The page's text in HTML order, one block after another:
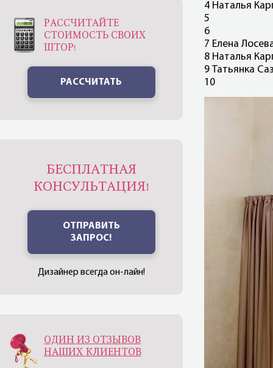
4 Наталья
5
6
7 Елена
8 Наталья
9 Татьянка
10
РАССЧИТАЙТЕ
СТОИМОСТЬ СВОИХ
ШТОР!
РАССЧИТАТЬ
БЕСПЛАТНАЯ
КОНСУЛЬТАЦИЯ!
ОТПРАВИТЬ
ЗАПРОС!
Дизайнер всегда он-лайн!
ОДИН ИЗ ОТЗЫВОВ
НАШИХ КЛИЕНТОВ